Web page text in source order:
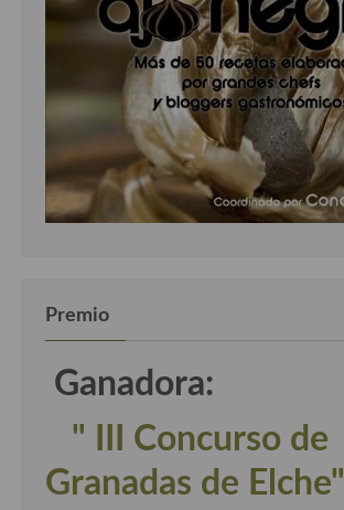
Premio
Ganadora:
" III Concurso de
Granadas de Elche"